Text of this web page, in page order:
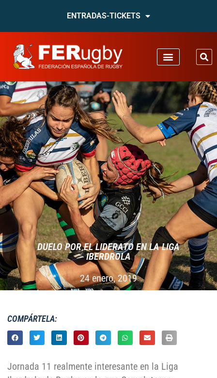
ENTRADAS-TICKETS
DUELO POR EL LIDERATO EN LA LIGA
IBERDROLA
24 enero, 2019
COMPÁRTELA:
Jornada 11 realmente interesante en la Liga